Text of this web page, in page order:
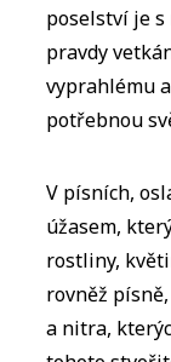
poselství je
pravdy
vyprahlému
potřebnou
V písních,
úžasem,
rostliny,
rovněž
a nitra,